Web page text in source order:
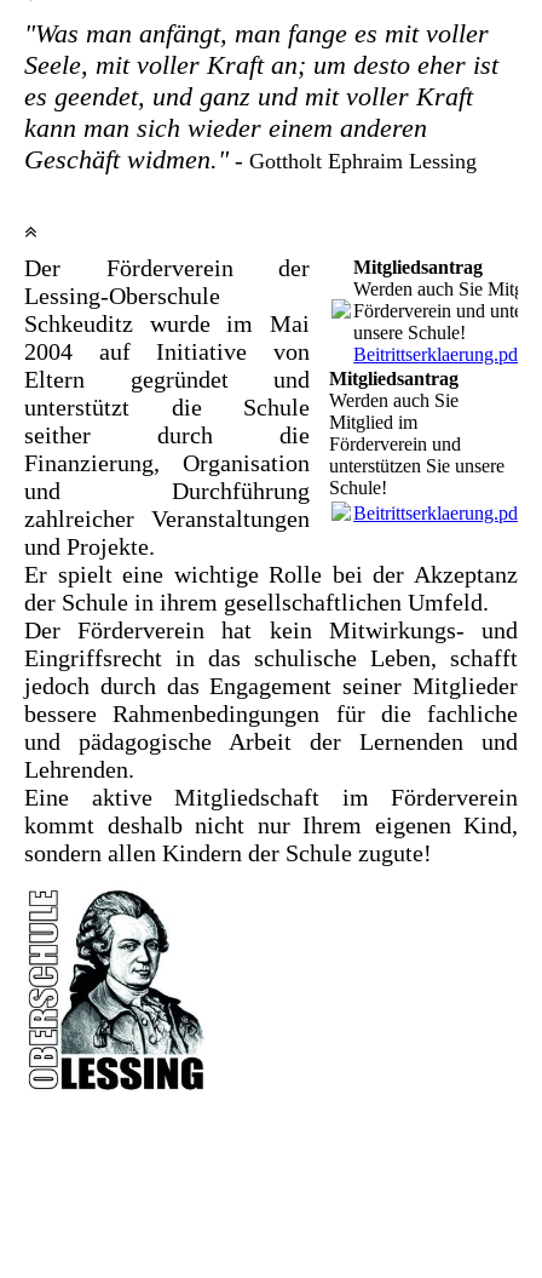
"Was man anfängt, man fange es mit voller
Seele, mit voller Kraft an; um desto eher ist
es geendet, und ganz und mit voller Kraft
kann man sich wieder einem anderen
Geschäft widmen." - Gottholt Ephraim Lessing
Mitgliedsantrag
Werden auch Sie
Förderverein und
unsere Schule!
Beitrittserklaerung.pdf
Mitgliedsantrag
Werden auch Sie
Mitglied im
Förderverein und
unterstützen Sie unsere
Schule!
Beitrittserklaerung.pdf
Der Förderverein der
Lessing-Oberschule
Schkeuditz wurde im Mai
2004 auf Initiative von
Eltern gegründet und
unterstützt die Schule
seither durch die
Finanzierung, Organisation
und Durchführung
zahlreicher Veranstaltungen
und Projekte.
Er spielt eine wichtige Rolle bei der Akzeptanz
der Schule in ihrem gesellschaftlichen Umfeld.
Der Förderverein hat kein Mitwirkungs- und
Eingriffsrecht in das schulische Leben, schafft
jedoch durch das Engagement seiner Mitglieder
bessere Rahmenbedingungen für die fachliche
und pädagogische Arbeit der Lernenden und
Lehrenden.
Eine aktive Mitgliedschaft im Förderverein
kommt deshalb nicht nur Ihrem eigenen Kind,
sondern allen Kindern der Schule zugute!